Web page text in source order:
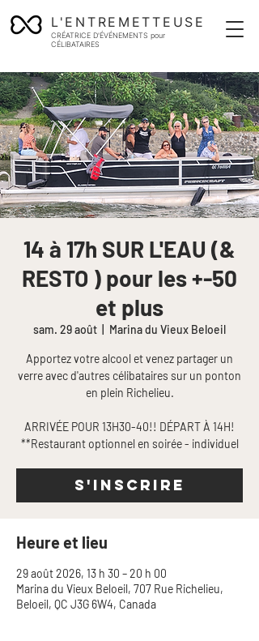
L'ENTREMETTEUSE
CRÉATRICE D'ÉVÉNEMENTS pour
CÉLIBATAIRES
14 à 17h SUR L'EAU (&
RESTO ) pour les +-50
et plus
sam. 29 août Marina du Vieux Beloeil
Apportez votre alcool et venez partager un
verre avec d'autres célibataires sur un ponton
en plein Richelieu.
ARRIVÉE POUR 13H30-40!! DÉPART À 14H!
**Restaurant optionnel en soirée - individuel
S'INSCRIRE
Heure et lieu
29 août 2026, 13 h 30 – 20 h 00
Marina du Vieux Beloeil, 707 Rue Richelieu,
Beloeil, QC J3G 6W4, Canada